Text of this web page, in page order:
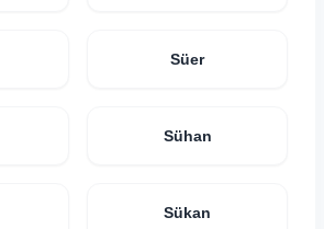
Süer
Sühan
Sükan